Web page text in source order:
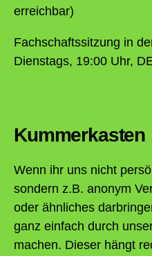
erreichbar)
Fachschaftssitzung in
Dienstags, 19:00 Uhr,
Kummerkasten
Wenn ihr uns nicht
sondern z.B. anonym
oder ähnliches
ganz einfach durch
machen. Dieser hängt